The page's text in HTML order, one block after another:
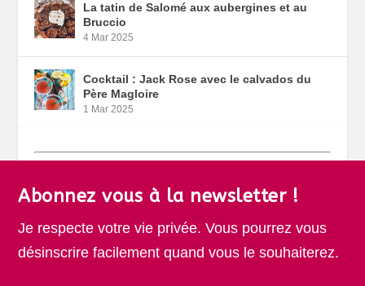
La tatin de Salomé aux aubergines et au
Bruccio
4 Mar 2025
Cocktail : Jack Rose avec le calvados du
Père Magloire
1 Mar 2025
Abonnez vous à la newsletter !
Je respecte votre vie privée. Vous pourrez vous
désinscrire facilement quand vous le souhaiterez.